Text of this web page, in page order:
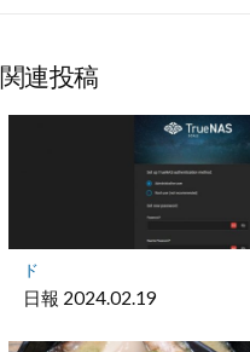
ア
マ
ー
保
関連投稿
ド
日報 2024.02.19